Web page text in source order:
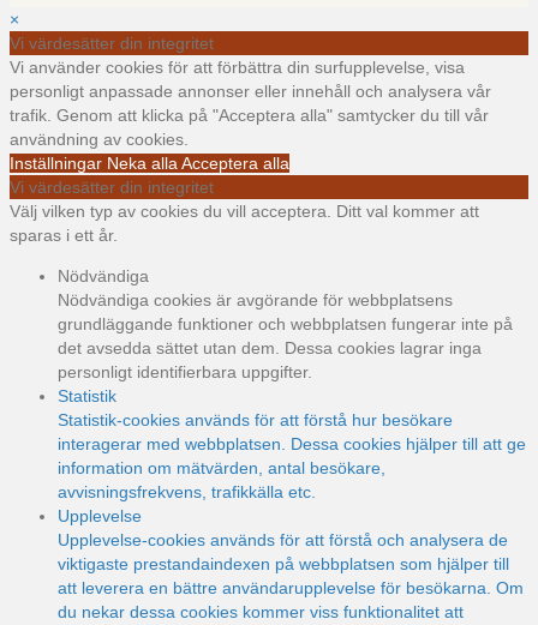
×
Vi värdesätter din integritet
Vi använder cookies för att förbättra din surfupplevelse, visa
personligt anpassade annonser eller innehåll och analysera vår
trafik. Genom att klicka på "Acceptera alla" samtycker du till vår
användning av cookies.
Inställningar Neka alla Acceptera alla
Vi värdesätter din integritet
Välj vilken typ av cookies du vill acceptera. Ditt val kommer att
sparas i ett år.
Nödvändiga
Nödvändiga cookies är avgörande för webbplatsens
grundläggande funktioner och webbplatsen fungerar inte på
det avsedda sättet utan dem. Dessa cookies lagrar inga
personligt identifierbara uppgifter.
Statistik
Statistik-cookies används för att förstå hur besökare
interagerar med webbplatsen. Dessa cookies hjälper till att ge
information om mätvärden, antal besökare,
avvisningsfrekvens, trafikkälla etc.
Upplevelse
Upplevelse-cookies används för att förstå och analysera de
viktigaste prestandaindexen på webbplatsen som hjälper till
att leverera en bättre användarupplevelse för besökarna. Om
du nekar dessa cookies kommer viss funktionalitet att